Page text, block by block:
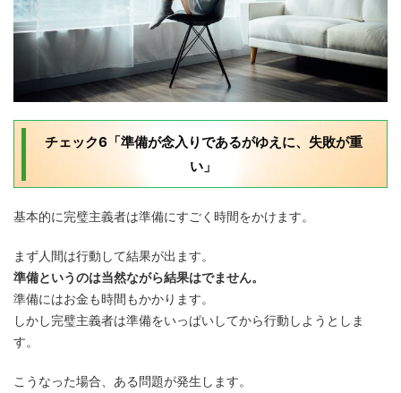
チェック6「準備が念入りであるがゆえに、失敗が重
い」
基本的に完璧主義者は準備にすごく時間をかけます。
まず人間は行動して結果が出ます。
準備というのは当然ながら結果はでません。
準備にはお金も時間もかかります。
しかし完璧主義者は準備をいっぱいしてから行動しようとしま
す。
こうなった場合、ある問題が発生します。